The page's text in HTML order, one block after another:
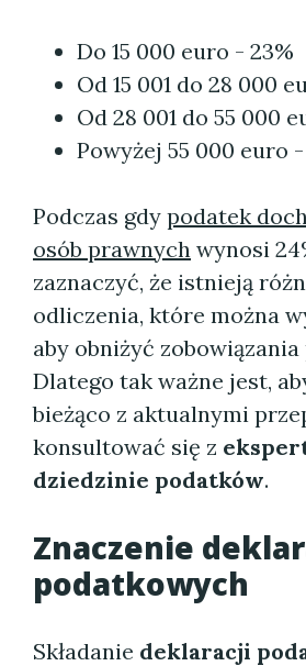
Do 15 000 euro - 23%
Od 15 001 do 28 000
Od 28 001 do 55 000
Powyżej 55 000 euro
Podczas gdy podatek
osób prawnych wynosi
zaznaczyć, że istnieją
odliczenia, które można
aby obniżyć
Dlatego tak ważne jest,
bieżąco z aktualnymi
konsultować się z
dziedzinie podatków.
Znaczenie
podatkowych
Składanie deklaracji